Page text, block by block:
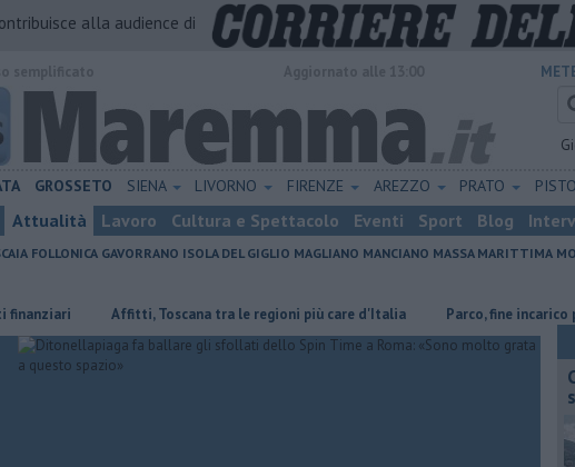
alla audience di
GROSSETO SIENA LIVORNO FIRENZE AREZZO PRATO
Attualità Lavoro Cultura e Spettacolo Eventi Sport Blog
FOLLONICA GAVORRANO ISOLA DEL GIGLIO MAGLIANO MANCIANO MASSA MARITTIMA
Affitti, Toscana tra le regioni più care d'Italia Parco, fine incarico per il